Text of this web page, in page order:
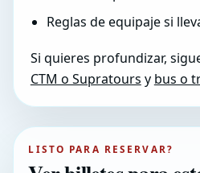
Reglas de equipaje si
Si quieres profundizar,
CTM o Supratours y bus o
LISTO PARA RESERVAR?